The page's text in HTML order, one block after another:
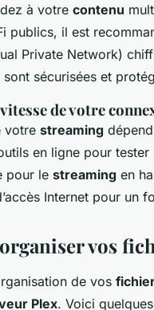
à votre contenu
publics, il est
Private Network)
sécurisées et
de votre
votre streaming
en ligne pour
pour le streaming en
Internet pour un
vos
de vos
Plex. Voici